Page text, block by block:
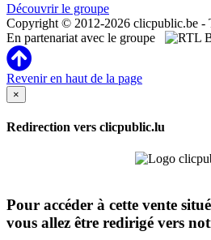
Découvrir le groupe
Copyright © 2012-2026 clicpublic.be -
En partenariat avec le groupe
Revenir en haut de la page
×
Redirection vers clicpublic.lu
Pour accéder à cette vente
vous allez être redirigé vers